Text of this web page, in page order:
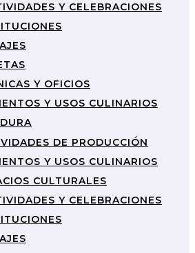
Y CELEBRACIONES
Y OFICIOS
Y USOS CULINARIOS
DE PRODUCCIÓN
Y USOS CULINARIOS
CULTURALES
Y CELEBRACIONES